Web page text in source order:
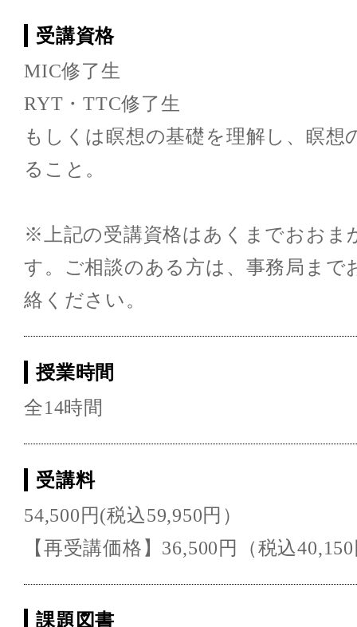
受講資格
MIC修了生
RYT・TTC修了生
もしくは瞑想の基礎を理解し、瞑想
ること。
※上記の受講資格はあくまでおおま
す。ご相談のある方は、事務局まで
絡ください。
授業時間
全14時間
受講料
54,500円(税込59,950円）
【再受講価格】36,500円（税込
課題図書